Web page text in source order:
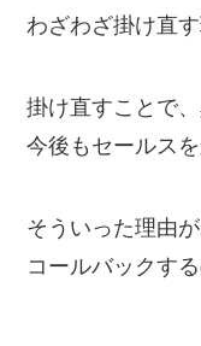
わざわざ掛け直
掛け直すことで
今後もセールス
そういった理由が
コールバックす